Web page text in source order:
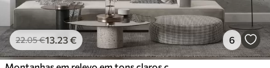
22.05€13 .23€ 6